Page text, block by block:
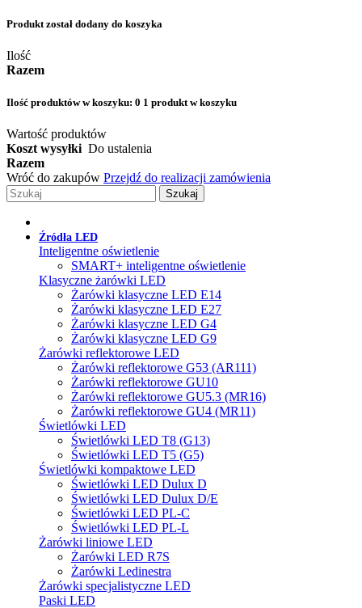
Produkt został dodany do koszyka
Ilość
Razem
Ilość produktów w koszyku: 0 1 produkt w koszyku
Wartość produktów
Koszt wysyłki Do ustalenia
Razem
Wróć do zakupów Przejdź do realizacji zamówienia
Szukaj
Źródła LED
Inteligentne oświetlenie
SMART+ inteligentne oświetlenie
Klasyczne żarówki LED
Żarówki klasyczne LED E14
Żarówki klasyczne LED E27
Żarówki klasyczne LED G4
Żarówki klasyczne LED G9
Żarówki reflektorowe LED
Żarówki reflektorowe G53 (AR111)
Żarówki reflektorowe GU10
Żarówki reflektorowe GU5.3 (MR16)
Żarówki reflektorowe GU4 (MR11)
Świetlówki LED
Świetlówki LED T8 (G13)
Świetlówki LED T5 (G5)
Świetlówki kompaktowe LED
Świetlówki LED Dulux D
Świetlówki LED Dulux D/E
Świetlówki LED PL-C
Świetlówki LED PL-L
Żarówki liniowe LED
Żarówki LED R7S
Żarówki Ledinestra
Żarówki specjalistyczne LED
Paski LED